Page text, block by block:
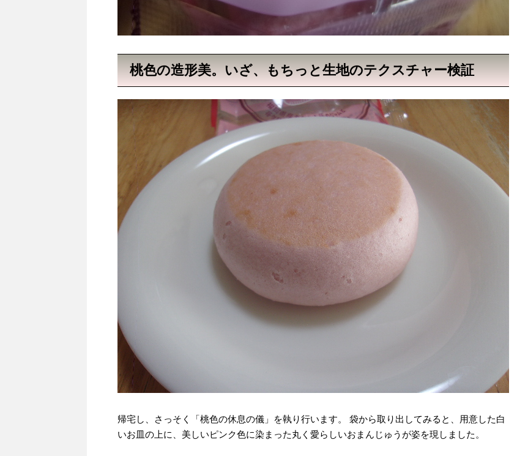
桃色の造形美。いざ、もちっと生地のテクスチャー検証
帰宅し、さっそく「桃色の休息の儀」を執り行います。 袋から取り出してみると、用意した白
いお皿の上に、美しいピンク色に染まった丸く愛らしいおまんじゅうが姿を現しました。